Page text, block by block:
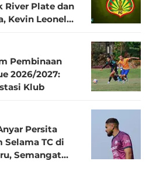
River Plate dan
Pembinaan
2026/2027:
Klub
Persita
TC di
Semangat